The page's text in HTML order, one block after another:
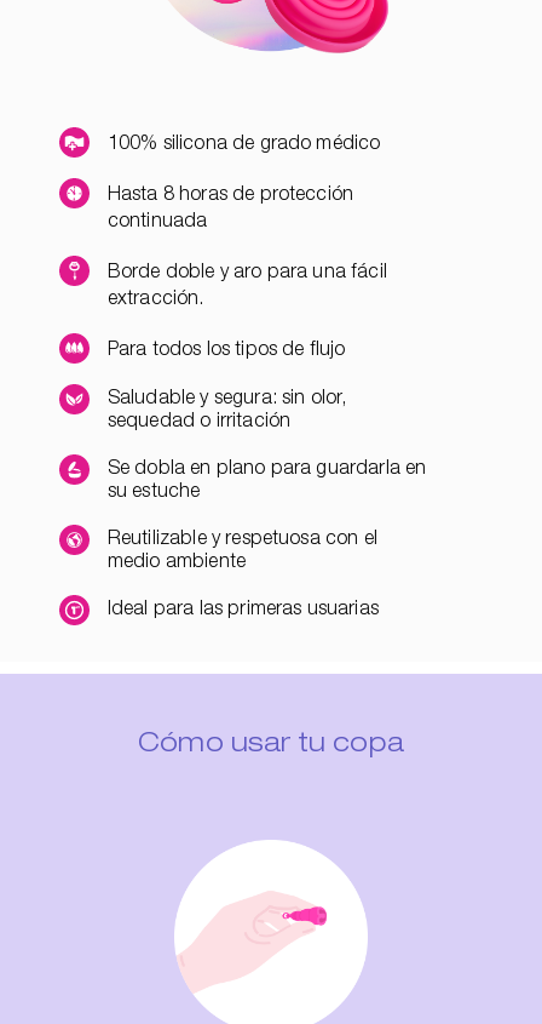
100% silicona de grado médico
Hasta 8 horas de protección
continuada
Borde doble y aro para una fácil
extracción.
Para todos los tipos de flujo
Saludable y segura: sin olor,
sequedad o irritación
Se dobla en plano para guardarla en
su estuche
Reutilizable y respetuosa con el
medio ambiente
Ideal para las primeras usuarias
Cómo usar tu copa